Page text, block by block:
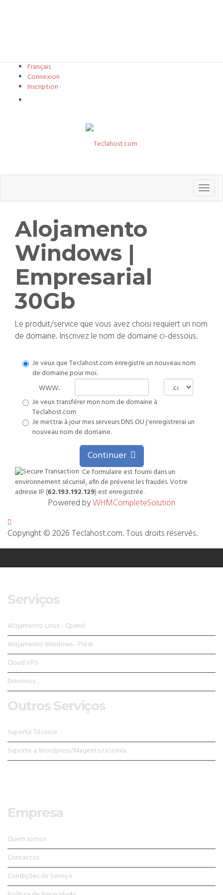
Français
Connexion
Inscription
Alojamento
Windows |
Empresarial
30Gb
Le produit/service que vous avez choisi requiert un nom
de domaine. Inscrivez le nom de domaine ci-dessous.
Je veux que Teclahost.com enregistre un nouveau nom
de domaine pour moi.
www.
Je veux transférer mon nom de domaine à
Teclahost.com
Je mettrai à jour mes serveurs DNS OU j'enregistrerai un
nouveau nom de domaine.
Continuer
Ce formulaire est fourni dans un
environnement sécurisé, afin de prévenir les fraudes. Votre
adresse IP (62.193.192.129) est enregistrée.
Powered byWHMCompleteSolution
Copyright © 2026 Teclahost.com. Tous droits réservés.
Serviços
Alojamento Linux - Cpanel
Alojamento Windows - Plesk
Cloud VPS
Domínios
Outros Serviços
Suporte Técnico
Suporte a Wordpress/Magento/Joomla
Empresa
Quem somos
Contactos
Condições de Serviço